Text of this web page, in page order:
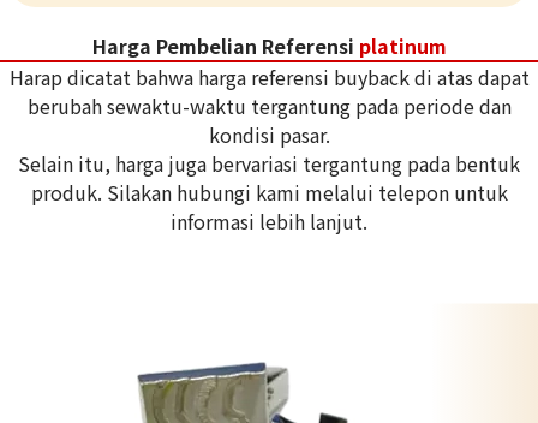
Harga Pembelian Referensi platinum
Harap dicatat bahwa harga referensi buyback di atas dapat
berubah sewaktu-waktu tergantung pada periode dan
kondisi pasar.
Selain itu, harga juga bervariasi tergantung pada bentuk
produk. Silakan hubungi kami melalui telepon untuk
informasi lebih lanjut.